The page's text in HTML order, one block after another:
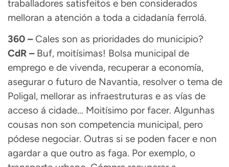
traballadores satisfeitos e ben considerados
melloran a atención a toda a cidadanía ferrolá.
360 –Cales son as prioridades do municipio?
CdR –Buf, moitísimas! Bolsa municipal de
emprego e de vivenda, recuperar a economía,
asegurar o futuro de Navantia, resolver o tema de
Poligal, mellorar as infraestruturas e as vías de
acceso á cidade… Moitísimo por facer. Algunhas
cousas non son competencia municipal, pero
pódese negociar. Outras si se poden facer e non
agardar a que outro as faga. Por exemplo, o